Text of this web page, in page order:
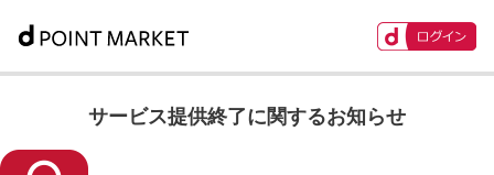
サービス提供終了に関するお知らせ